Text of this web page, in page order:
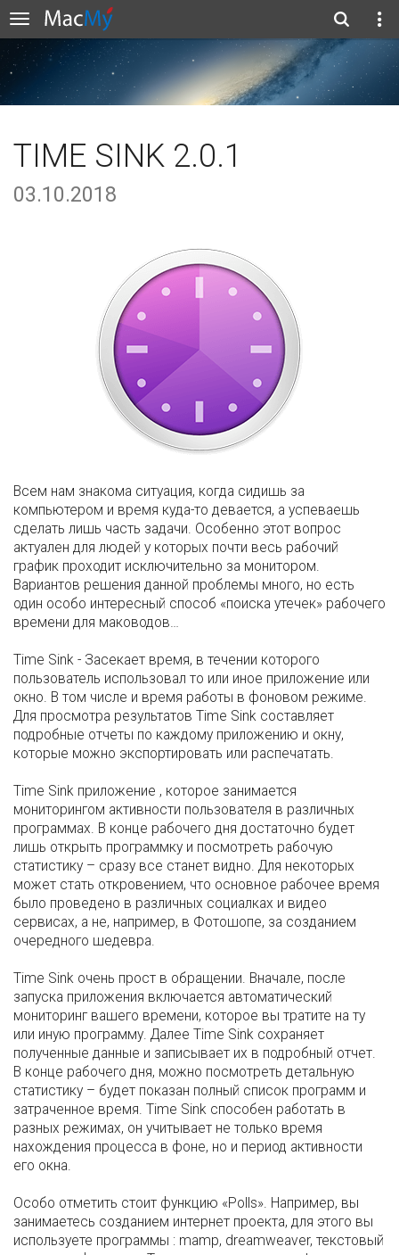
TIME SINK 2.0.1
03.10.2018
Всем нам знакома ситуация, когда сидишь за
компьютером и время куда-то девается, а успеваешь
сделать лишь часть задачи. Особенно этот вопрос
актуален для людей у которых почти весь рабочий
график проходит исключительно за монитором.
Вариантов решения данной проблемы много, но есть
один особо интересный способ «поиска утечек» рабочего
времени для маководов…
Time Sink - Засекает время, в течении которого
пользователь использовал то или иное приложение или
окно. В том числе и время работы в фоновом режиме.
Для просмотра результатов Time Sink составляет
подробные отчеты по каждому приложению и окну,
которые можно экспортировать или распечатать.
Time Sink приложение , которое занимается
мониторингом активности пользователя в различных
программах. В конце рабочего дня достаточно будет
лишь открыть программку и посмотреть рабочую
статистику – сразу все станет видно. Для некоторых
может стать откровением, что основное рабочее время
было проведено в различных социалках и видео
сервисах, а не, например, в Фотошопе, за созданием
очередного шедевра.
Time Sink очень прост в обращении. Вначале, после
запуска приложения включается автоматический
мониторинг вашего времени, которое вы тратите на ту
или иную программу. Далее Time Sink сохраняет
полученные данные и записывает их в подробный отчет.
В конце рабочего дня, можно посмотреть детальную
статистику – будет показан полный список программ и
затраченное время. Time Sink способен работать в
разных режимах, он учитывает не только время
нахождения процесса в фоне, но и период активности
его окна.
Особо отметить стоит функцию «Polls». Например, вы
занимаетесь созданием интернет проекта, для этого вы
используете программы : mamp, dreamweaver, текстовый